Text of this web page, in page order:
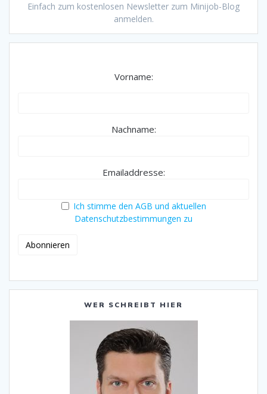
Einfach zum kostenlosen Newsletter zum Minijob-Blog
anmelden.
Vorname:
Nachname:
Emailaddresse:
Ich stimme den AGB und aktuellen
Datenschutzbestimmungen zu
WER SCHREIBT HIER